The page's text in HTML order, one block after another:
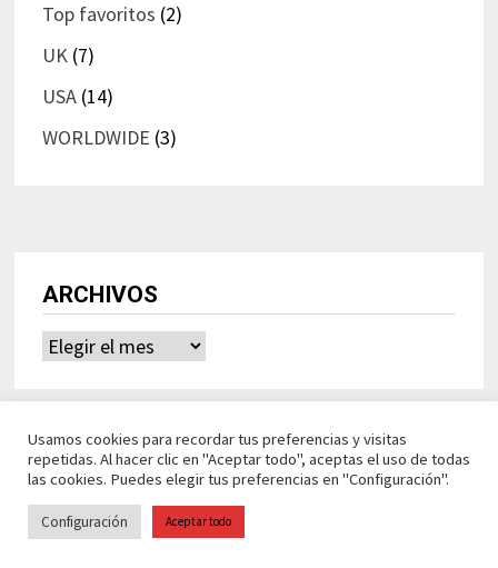
Top favoritos (2)
UK(7)
USA(14)
WORLDWIDE (3)
ARCHIVOS
Archivos
Ideasdeocio Funciona conWordPress
Usamos cookies para recordar tus preferencias y visitas
repetidas. Al hacer clic en "Aceptar todo", aceptas el uso de todas
las cookies. Puedes elegir tus preferencias en "Configuración".
Configuración Aceptar todo